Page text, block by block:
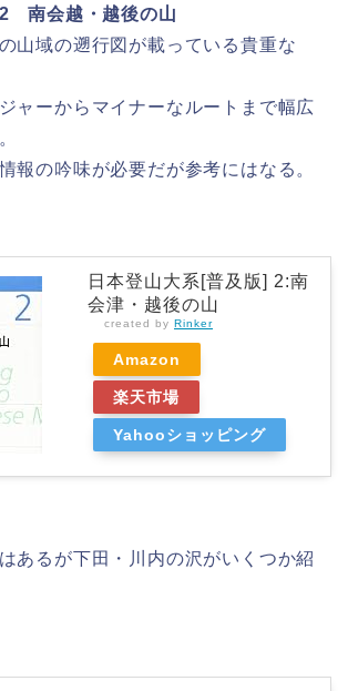
2 南会越・越後の山
山域の遡行図が載っている貴重な
ャーからマイナーなルートまで幅広
報の吟味が必要だが参考にはなる。
日本登山大系[普及版] 2:南
会津・越後の山
created by Rinker
Amazon
楽天市場
Yahooショッピング
あるが下田・川内の沢がいくつか紹